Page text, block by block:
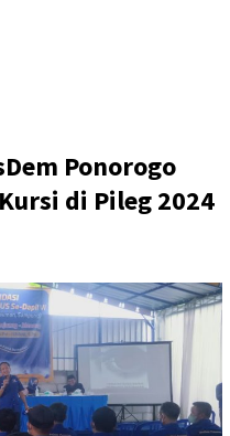
Ponorogo
di Pileg 2024